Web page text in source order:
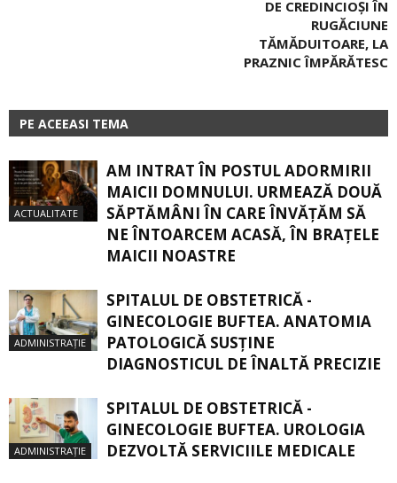
DE CREDINCIOȘI ÎN
RUGĂCIUNE
TĂMĂDUITOARE, LA
PRAZNIC ÎMPĂRĂTESC
PE ACEEASI TEMA
ACTUALITATE
AM INTRAT ÎN POSTUL ADORMIRII
MAICII DOMNULUI. URMEAZĂ DOUĂ
SĂPTĂMÂNI ÎN CARE ÎNVĂŢĂM SĂ
NE ÎNTOARCEM ACASĂ, ÎN BRAŢELE
MAICII NOASTRE
ADMINISTRAȚIE
SPITALUL DE OBSTETRICĂ -
GINECOLOGIE BUFTEA. ANATOMIA
PATOLOGICĂ SUSŢINE
DIAGNOSTICUL DE ÎNALTĂ PRECIZIE
ADMINISTRAȚIE
SPITALUL DE OBSTETRICĂ -
GINECOLOGIE BUFTEA. UROLOGIA
DEZVOLTĂ SERVICIILE MEDICALE